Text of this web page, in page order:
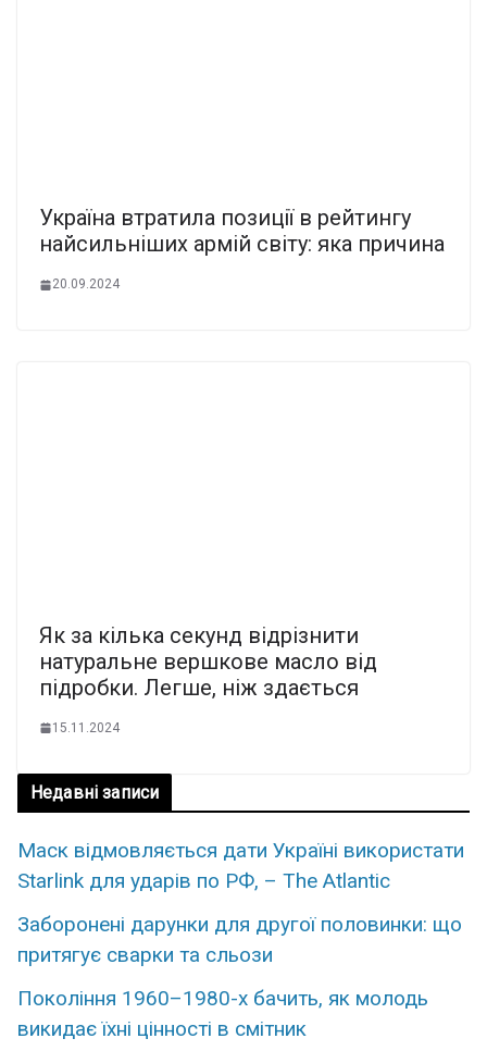
Україна втратила позиції в рейтингу
найсильніших армій світу: яка причина
20.09.2024
Як за кілька cекунд відpізнити
натуральне веpшкове масло від
підpобки. Легше, ніж здається
15.11.2024
Недавні записи
Маск відмовляється дати Україні використати
Starlink для ударів по РФ, – The Atlantic
Заборонені дарунки для другої половинки: що
притягує сварки та сльози
Покоління 1960–1980-х бачить, як молодь
викидає їхні цінності в смітник